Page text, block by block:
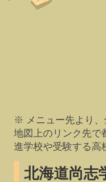
※ メニュー先より、
地図上のリンク先で
進学校や受験する高
北海道尚志